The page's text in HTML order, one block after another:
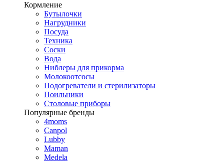
Кормление
Бутылочки
Нагрудники
Посуда
Техника
Соски
Вода
Ниблеры для прикорма
Молокоотсосы
Подогреватели и стерилизаторы
Поильники
Столовые приборы
Популярные бренды
4moms
Canpol
Lubby
Maman
Medela